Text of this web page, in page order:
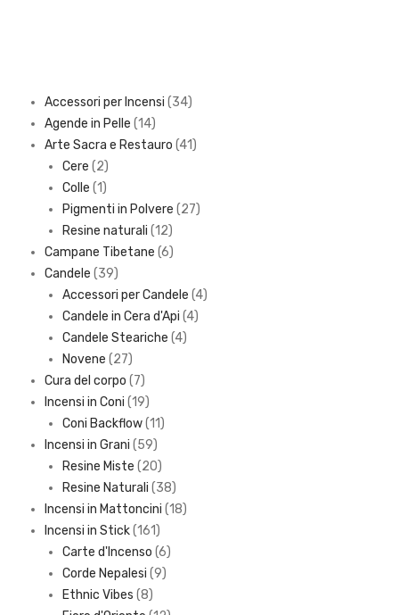
Accessori per Incensi 3434
Agende in Pelle 1414
products
Arte Sacra e Restauro 4141
Cere 22
products
Colle 11
product
Pigmenti in Polvere 2727
Resine naturali 1212
products
Campane Tibetane 66
Candele 3939
products
Accessori per Candele 44
Candele in Cera d'Api 44
Candele Steariche 44
Novene 2727
products
Cura del corpo 77
products
Incensi in Coni 1919
products
Coni Backflow 1111
Incensi in Grani 5959
products
Resine Miste 2020
products
Resine Naturali 3838
products
Incensi in Mattoncini 1818
Incensi in Stick 161161
products
Carte d'Incenso 66
Corde Nepalesi 99
Ethnic Vibes 88